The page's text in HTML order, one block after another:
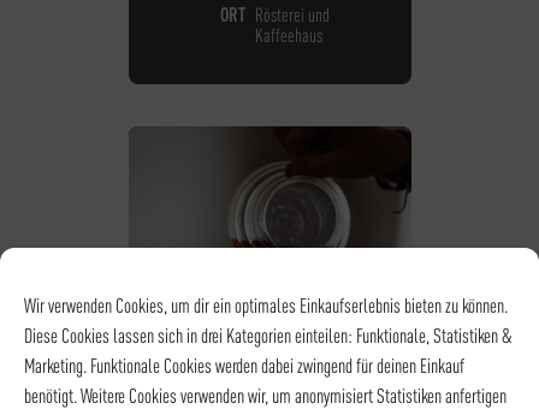
Wir verwenden Cookies, um dir ein optimales Einkaufserlebnis bieten zu können.
Diese Cookies lassen sich in drei Kategorien einteilen: Funktionale, Statistiken &
Marketing. Funktionale Cookies werden dabei zwingend für deinen Einkauf
benötigt. Weitere Cookies verwenden wir, um anonymisiert Statistiken anfertigen
ORT Rösterei und
Kaffeehaus